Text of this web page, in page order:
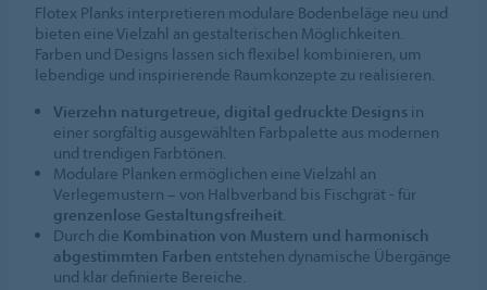
Flotex Planks interpretieren modulare Bodenbeläge neu und
bieten eine Vielzahl an gestalterischen Möglichkeiten.
Farben und Designs lassen sich flexibel kombinieren, um
lebendige und inspirierende Raumkonzepte zu realisieren.
Vierzehn naturgetreue, digital gedruckte Designs in
einer sorgfältig ausgewählten Farbpalette aus modernen
und trendigen Farbtönen.
Modulare Planken ermöglichen eine Vielzahl an
Verlegemustern – von Halbverband bis Fischgrät - für
grenzenlose Gestaltungsfreiheit.
Durch die Kombination von Mustern und harmonisch
abgestimmten Farben entstehen dynamische Übergänge
und klar definierte Bereiche.